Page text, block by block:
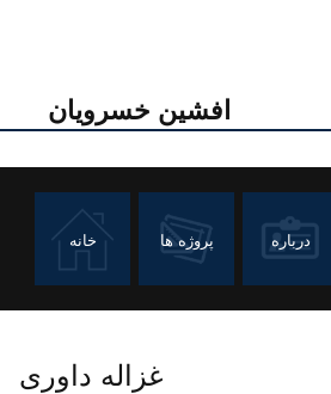
افشین خسرویان
خانه پروژه ها درباره
غزاله داوری